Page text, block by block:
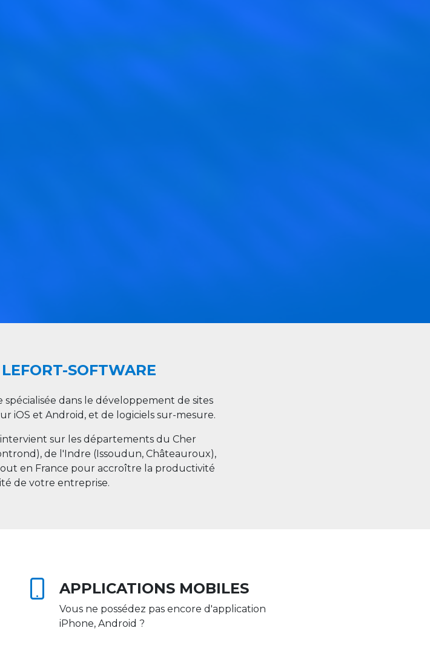
SOFTWARE
dans le développement de sites
iOS et Android, et de logiciels sur-mesure.
sur les départements du Cher
de l'Indre (Issoudun, Châteauroux),
en France pour accroître la productivité
de votre entreprise.
APPLICATIONS MOBILES
Vous ne possédez pas encore d'application
iPhone, Android ?